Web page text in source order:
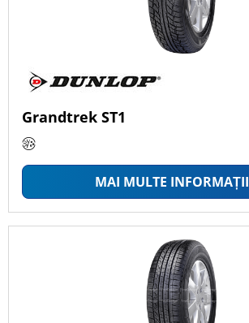
Grandtrek ST1
MAI MULTE INFORMAȚII